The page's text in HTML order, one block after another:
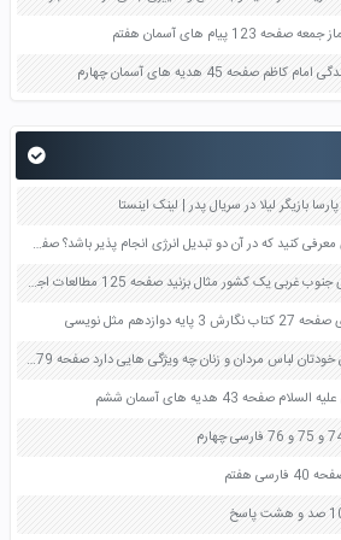
پیام های آسمان هفتم
45 هدیه های آسمان چهارم
بازیگر لیلا در سریال پدر | لینک اینستا
آیا می توانید وسیله یا پدیده ای معرفی کنید که در آن دو تبدیل انرژی انجام پذیر باشد؟ صفحه 75 علوم ششم
از هر گروه زبانی در منطقه آسیای جنوب غربی یک کشور مثال بزنید صفحه 125 مطالعات اجتماعی هشتم
مثل نویسی
تحقیق درباره لباس محلی استان خودتان لباس مردان و زنان چه ویژگی هایی دارد صفحه 79 هدیه های آسمان ششم
43 هدیه های آسمان ششم
هفتم